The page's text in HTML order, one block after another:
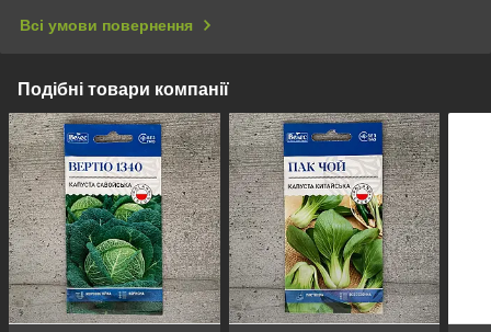
Всі умови повернення
Подібні товари компанії